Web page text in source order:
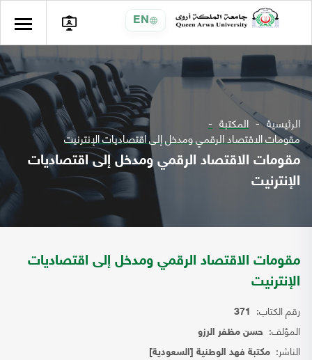
EN
الرئيسية المكتبة
مقومات الاقتصاد الرقمي ومدخل إلى اقتصاديات الإنترنيت
مقومات الاقتصاد الرقمي ومدخل إلى اقتصاديات
الإنترنيت
مقومات الاقتصاد الرقمي ومدخل إلى اقتصاديات
الإنترنيت
رقم الكتاب: 371
المؤلف: حسن مظفر الرزو
الناشر: مكتبة فهد الوطنية [السعودية]